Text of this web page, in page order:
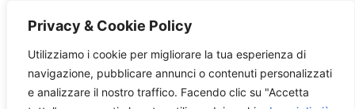
Privacy & Cookie Policy
Utilizziamo i cookie per migliorare la tua esperienza di
navigazione, pubblicare annunci o contenuti personalizzati
e analizzare il nostro traffico. Facendo clic su "Accetta
Accesso riservato all'autorità giudiziaria
Privacy Policy